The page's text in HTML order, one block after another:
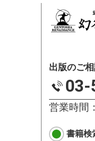
出版のご
03-
営業時間
書籍検